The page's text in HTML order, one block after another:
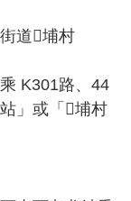
道𫊻埔村
K301路、44
」或「𫊻埔村